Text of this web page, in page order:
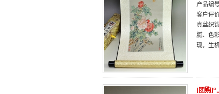
产品编
客户评
真丝织
腻、色
现，生
[团购]“